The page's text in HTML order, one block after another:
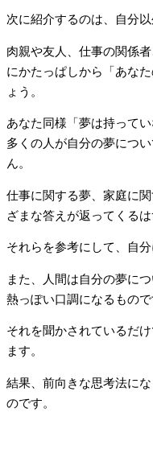
次に紹介するのは、自分
肉親や友人、仕事の関係
にかたっぱしから「あな
ょう。
あなた同様「夢は持って
多くの人が自分の夢につ
ん。
仕事に関する夢、家庭に
ざまな答えが返ってくるは
それらを参考にして、自
また、人間は自分の夢に
熱っぽい口調になるもので
それを聞かされているだ
ます。
結果、前向きな思考法に
のです。